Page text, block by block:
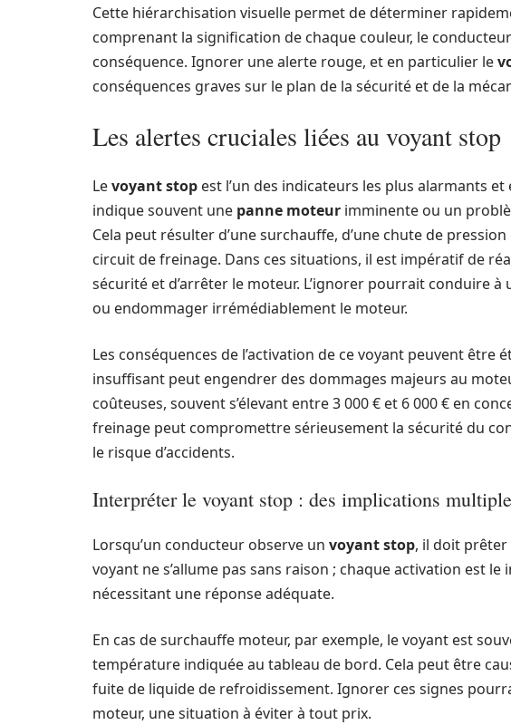
Cette hiérarchisation visuelle permet de déterminer
comprenant la signification de chaque couleur, le
conséquence. Ignorer une alerte rouge, et en particulier le
conséquences graves sur le plan de la sécurité et de la
Les alertes cruciales liées au voyant stop
Levoyant stop est l’un des indicateurs les plus alarmants
indique souvent une panne moteur imminente ou un
Cela peut résulter d’une surchauffe, d’une chute de
circuit de freinage. Dans ces situations, il est impératif de
sécurité et d’arrêter le moteur. L’ignorer pourrait conduire à
ou endommager irrémédiablement le moteur.
Les conséquences de l’activation de ce voyant peuvent être
insuffisant peut engendrer des dommages majeurs au
coûteuses, souvent s’élevant entre 3 000 € et 6 000 € en
freinage peut compromettre sérieusement la sécurité du
le risque d’accidents.
Interpréter le voyant stop : des implications
Lorsqu’un conducteur observe un voyant stop, il doit
voyant ne s’allume pas sans raison ; chaque activation est
nécessitant une réponse adéquate.
En cas de surchauffe moteur, par exemple, le voyant est
température indiquée au tableau de bord. Cela peut être
fuite de liquide de refroidissement. Ignorer ces signes
moteur, une situation à éviter à tout prix.